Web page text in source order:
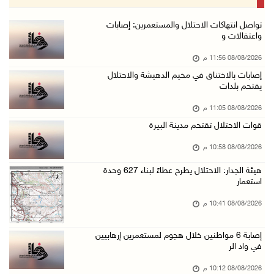
مستعمرون يهاجمون قرية أبو فلاح
مستعمرون يقتحمون بلدة بيت عور التحتا وقرية جل ...
08/آب/2026 06:39 م
الجامعة العربية الأمريكية تختتم فعاليات تخريج ...
08/آب/2026 05:52 م
تواصل انتهاكات الاحتلال والمستعمرين: إصابات
واعتقالات و
08/08/2026 11:56 م
إصابات بالاختناق في مخيم الدهيشة والاحتلال
يقتحم بلدات
08/08/2026 11:05 م
قوات الاحتلال تقتحم مدينة البيرة
08/08/2026 10:58 م
هيئة الجدار: الاحتلال يطرح عطاءً لبناء 627 وحدة
استعمار
08/08/2026 10:41 م
إصابة 6 مواطنين خلال هجوم لمستعمرين إرهابيين
في واد الر
08/08/2026 10:12 م